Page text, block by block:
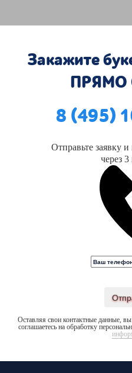
Закажите
ПРЯМО
8 (495)
Отправьте заявку
через
Оставляя свои контактные данные,
соглашаетесь на обработку